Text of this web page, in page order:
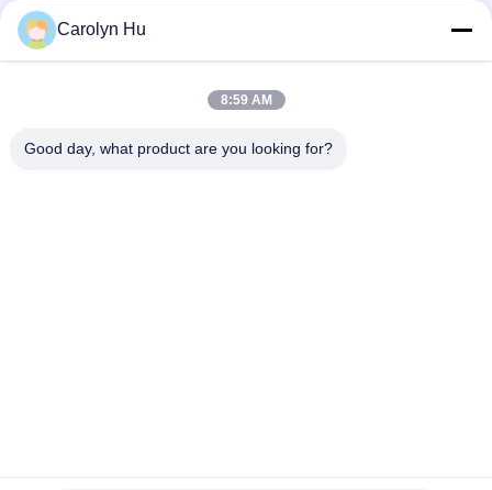
Indirizzo
Carolyn Hu
8:59 AM
Good day, what product are you looking for?